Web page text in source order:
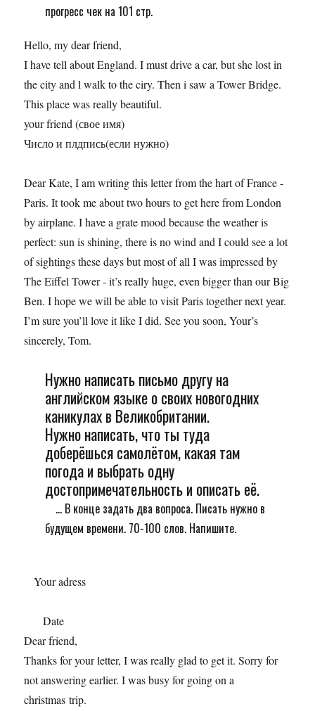
прогресс чек на 101 стр.
Hello, my dear friend,
I have tell about England. I must drive a car, but she lost in
the city and l walk to the ciry. Then i saw a Tower Bridge.
This place was really beautiful.
your friend (свое имя)
Число и плдпись(если нужно)
Dear Kate, I am writing this letter from the hart of France -
Paris. It took me about two hours to get here from London
by airplane. I have a grate mood because the weather is
perfect: sun is shining, there is no wind and I could see a lot
of sightings these days but most of all I was impressed by
The Eiffel Tower - it’s really huge, even bigger than our Big
Ben. I hope we will be able to visit Paris together next year.
I’m sure you’ll love it like I did. See you soon, Your’s
sincerely, Tom.
Нужно написать письмо другу на
английском языке о своих новогодних
каникулах в Великобритании.
Нужно написать, что ты туда
доберёшься самолётом, какая там
погода и выбрать одну
достопримечательность и описать её.
... В конце задать два вопроса. Писать нужно в
будущем времени. 70-100 слов. Напишите.
Your adress
Date
Dear friend,
Thanks for your letter, I was really glad to get it. Sorry for
not answering earlier. I was busy for going on a
christmas trip.